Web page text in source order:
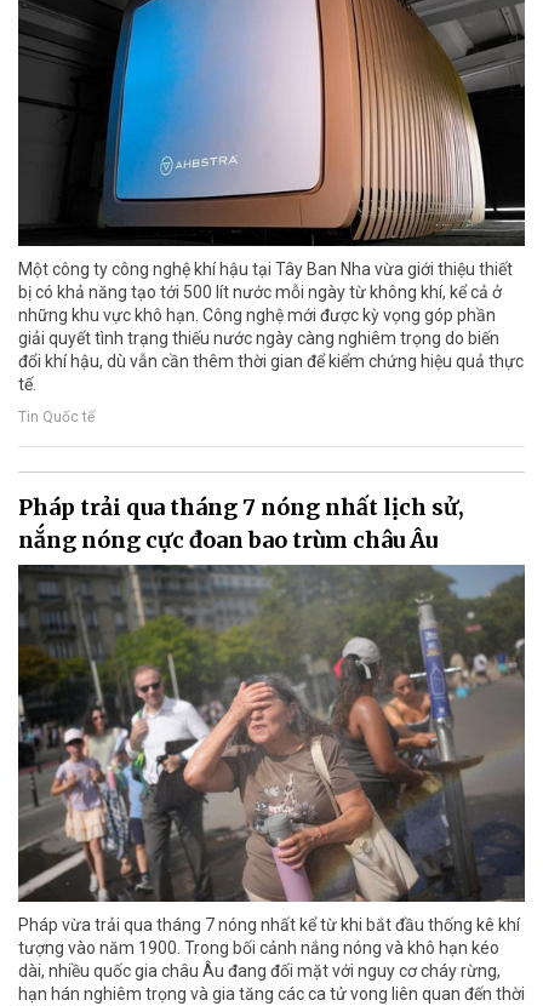
Một công ty công nghệ khí hậu tại Tây Ban Nha vừa giới thiệu thiết
bị có khả năng tạo tới 500 lít nước mỗi ngày từ không khí, kể cả ở
những khu vực khô hạn. Công nghệ mới được kỳ vọng góp phần
giải quyết tình trạng thiếu nước ngày càng nghiêm trọng do biến
đổi khí hậu, dù vẫn cần thêm thời gian để kiểm chứng hiệu quả thực
tế.
Tin Quốc tế
Pháp trải qua tháng 7 nóng nhất lịch sử,
nắng nóng cực đoan bao trùm châu Âu
Pháp vừa trải qua tháng 7 nóng nhất kể từ khi bắt đầu thống kê khí
tượng vào năm 1900. Trong bối cảnh nắng nóng và khô hạn kéo
dài, nhiều quốc gia châu Âu đang đối mặt với nguy cơ cháy rừng,
hạn hán nghiêm trọng và gia tăng các ca tử vong liên quan đến thời